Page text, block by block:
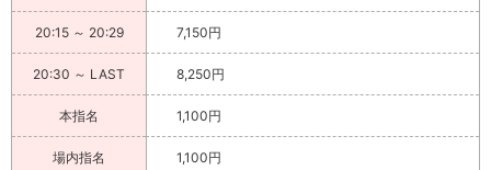
20:15 ～ 20:29 7,150円
20:30 ～ LAST 8,250円
本指名 1,100円
場内指名 1,100円